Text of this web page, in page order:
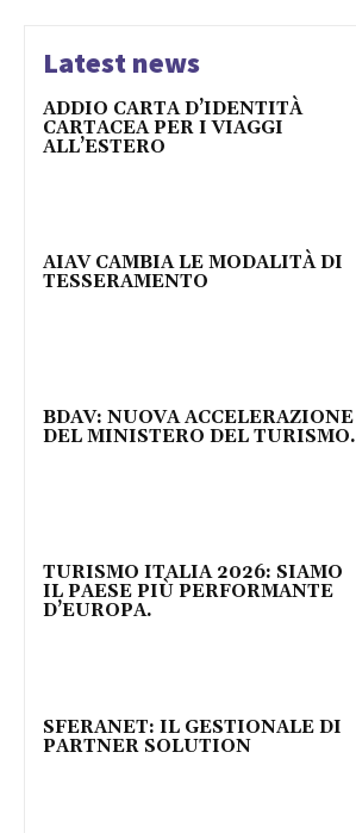
Latest news
ADDIO CARTA D’IDENTITÀ
CARTACEA PER I VIAGGI
ALL’ESTERO
AIAV CAMBIA LE MODALITÀ DI
TESSERAMENTO
BDAV: NUOVA ACCELERAZIONE
DEL MINISTERO DEL TURISMO.
TURISMO ITALIA 2026: SIAMO
IL PAESE PIÙ PERFORMANTE
D’EUROPA.
SFERANET: IL GESTIONALE DI
PARTNER SOLUTION